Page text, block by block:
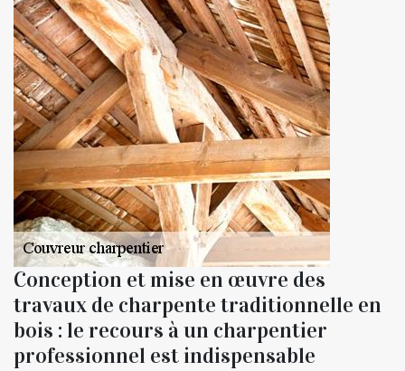
Conception et mise en œuvre des
travaux de charpente traditionnelle en
bois : le recours à un charpentier
professionnel est indispensable